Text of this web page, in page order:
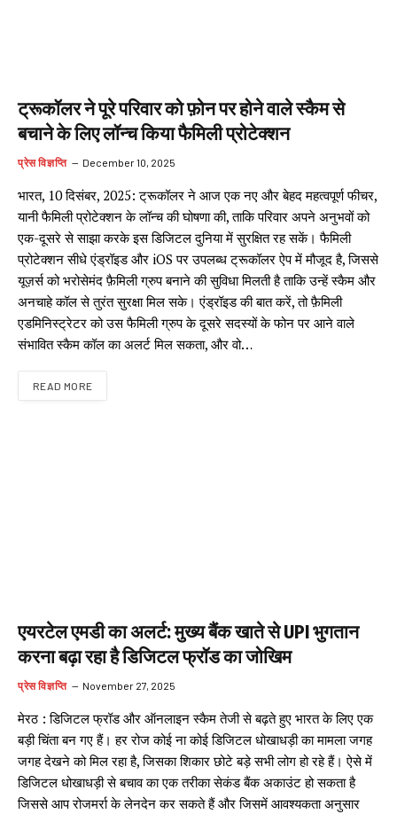
ट्रूकॉलर ने पूरे परिवार को फ़ोन पर होने वाले स्कैम से
बचाने के लिए लॉन्च किया फैमिली प्रोटेक्शन
प्रेस विज्ञप्ति December 10, 2025
भारत, 10 दिसंबर, 2025: ट्रूकॉलर ने आज एक नए और बेहद महत्वपूर्ण फीचर,
यानी फैमिली प्रोटेक्शन के लॉन्च की घोषणा की, ताकि परिवार अपने अनुभवों को
एक-दूसरे से साझा करके इस डिजिटल दुनिया में सुरक्षित रह सकें। फैमिली
प्रोटेक्शन सीधे एंड्रॉइड और iOS पर उपलब्ध ट्रूकॉलर ऐप में मौजूद है, जिससे
यूज़र्स को भरोसेमंद फ़ैमिली ग्रुप बनाने की सुविधा मिलती है ताकि उन्हें स्कैम और
अनचाहे कॉल से तुरंत सुरक्षा मिल सके। एंड्रॉइड की बात करें, तो फ़ैमिली
एडमिनिस्ट्रेटर को उस फैमिली ग्रुप के दूसरे सदस्यों के फोन पर आने वाले
संभावित स्कैम कॉल का अलर्ट मिल सकता, और वो…
READ MORE
एयरटेल एमडी का अलर्ट: मुख्य बैंक खाते से UPI भुगतान
करना बढ़ा रहा है डिजिटल फ्रॉड का जोखिम
प्रेस विज्ञप्ति November 27, 2025
मेरठ : डिजिटल फ्रॉड और ऑनलाइन स्कैम तेजी से बढ़ते हुए भारत के लिए एक
बड़ी चिंता बन गए हैं। हर रोज कोई ना कोई डिजिटल धोखाधड़ी का मामला जगह
जगह देखने को मिल रहा है, जिसका शिकार छोटे बड़े सभी लोग हो रहे हैं। ऐसे में
डिजिटल धोखाधड़ी से बचाव का एक तरीका सेकंड बैंक अकाउंट हो सकता है
जिससे आप रोजमर्रा के लेनदेन कर सकते हैं और जिसमें आवश्यकता अनुसार